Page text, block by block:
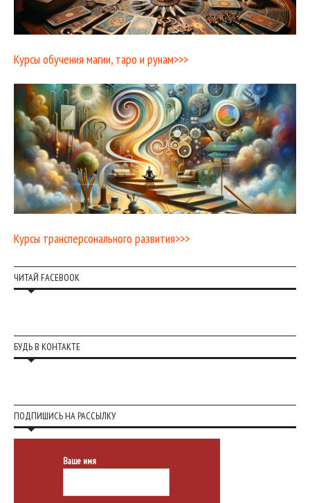
Курсы обучения магии, таро и рунам>>>
Курсы трансперсонального развития>>>
ЧИТАЙ FACEBOOK
БУДЬ В КОНТАКТЕ
ПОДПИШИСЬ НА РАССЫЛКУ
Ваше имя